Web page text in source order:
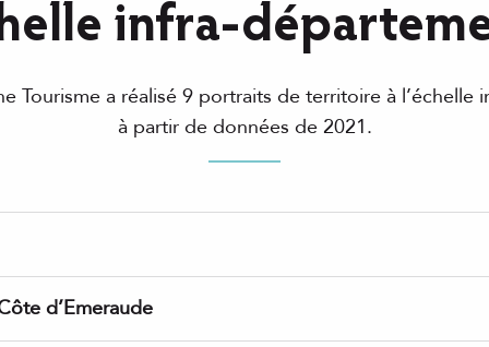
infra-
Tourisme a réalisé 9 portraits de territoire à l’échelle
à partir de données de 2021.
d’Emeraude